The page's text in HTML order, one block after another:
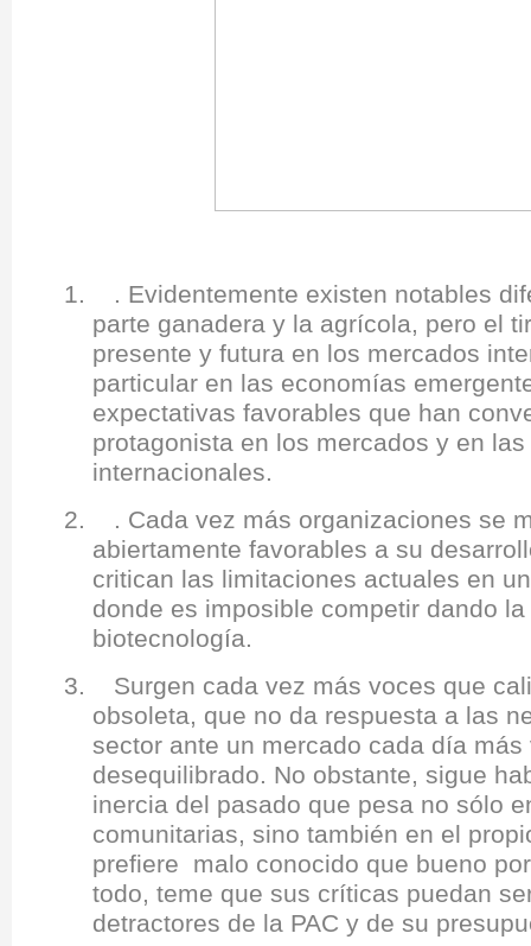
1. . Evidentemente existen notables
parte ganadera y la agrícola, pero el
presente y futura en los mercados
particular en las economías
expectativas favorables que han
protagonista en los mercados y en
internacionales.
2. . Cada vez más organizaciones se
abiertamente favorables a su
critican las limitaciones actuales en
donde es imposible competir dando
biotecnología.
3. Surgen cada vez más voces que
obsoleta, que no da respuesta a las
sector ante un mercado cada día
desequilibrado. No obstante, sigue
inercia del pasado que pesa no sólo
comunitarias, sino también en el
prefiere malo conocido que bueno
todo, teme que sus críticas puedan
detractores de la PAC y de su